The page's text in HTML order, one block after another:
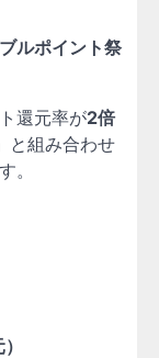
ルポイント祭
還元率が2倍
と組み合わせ
。